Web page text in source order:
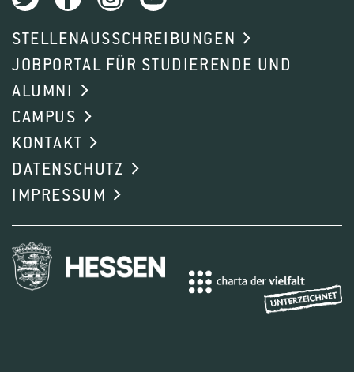
STELLENAUSSCHREIBUNGEN
JOBPORTAL FÜR STUDIERENDE UND
ALUMNI
CAMPUS
KONTAKT
DATENSCHUTZ
IMPRESSUM